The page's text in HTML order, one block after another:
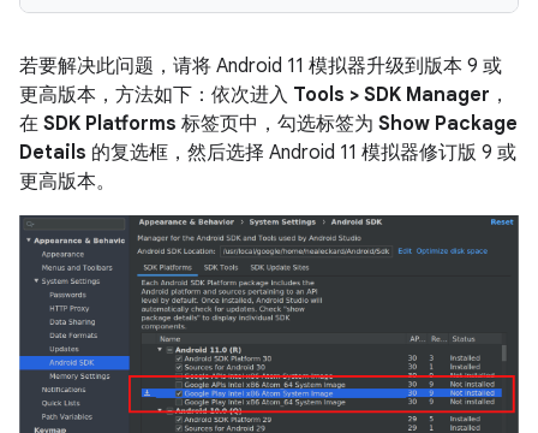
若要解决此问题，请将 Android 11 模拟器升级到版本 9 或
更高版本，方法如下：依次进入 Tools > SDK Manager ，
在 SDK Platforms 标签页中，勾选标签为 Show Package
Details 的复选框，然后选择 Android 11 模拟器修订版 9 或
更高版本。